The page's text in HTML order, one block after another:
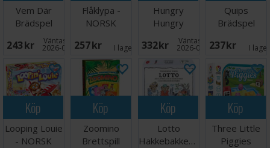
Vem Där
Brädspel
243 SEK Väntas in:
2026-08-15
Flåklypa -
NORSK
257 SEK I lager: 8
Hungry
Hungry
Hippos
Brädspel
332 SEK Väntas in:
2026-08-26
Quips
Brädspel
237 SEK I
Köp
Looping Louie
- NORSK
Köp
Zoomino
Brettspill
Köp
Lotto
Hakkebakkeskogen
Köp
Three Little
Piggies